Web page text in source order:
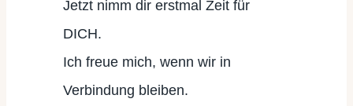
Jetzt nimm dir erstmal Zeit für
DICH.
Ich freue mich, wenn wir in
Verbindung bleiben.